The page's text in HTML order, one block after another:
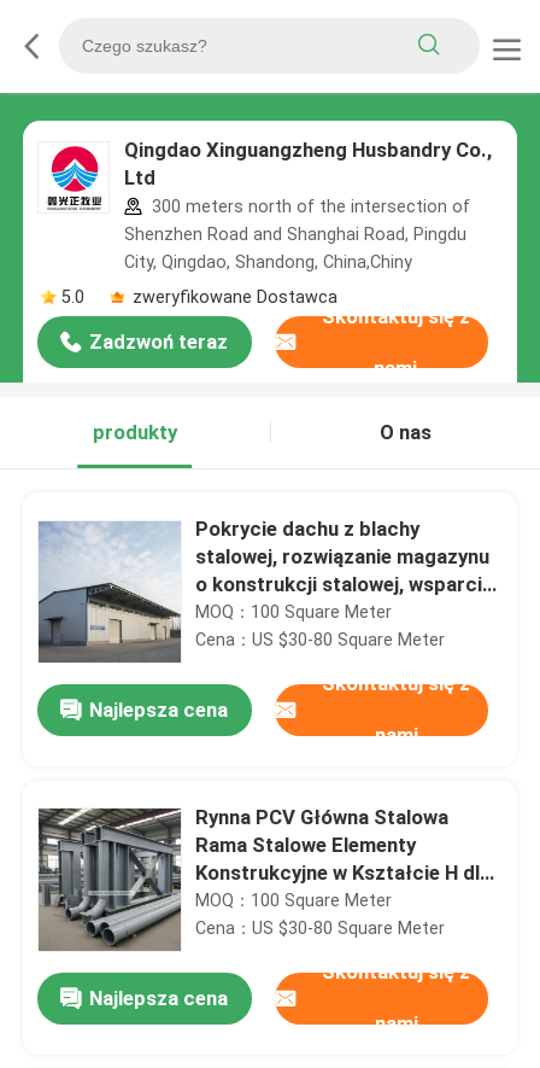
Qingdao Xinguangzheng Husbandry Co.,
Ltd
300 meters north of the intersection of
Shenzhen Road and Shanghai Road, Pingdu
City, Qingdao, Shandong, China,Chiny
5.0
zweryfikowane Dostawca
Zadzwoń teraz
Skontaktuj się z
nami
produkty O nas
Pokrycie dachu z blachy
stalowej, rozwiązanie magazynu
o konstrukcji stalowej, wsparcie
obciążenia śniegiem od 30 do
200 kg na m², idealne do
MOQ：100 Square Meter
Cena：US $30-80 Square Meter
Najlepsza cena
Skontaktuj się z
nami
Rynna PCV Główna Stalowa
Rama Stalowe Elementy
Konstrukcyjne w Kształcie H dla
Projektów Budownictwa
Przemysłowego Trwałe
MOQ：100 Square Meter
Cena：US $30-80 Square Meter
Najlepsza cena
Skontaktuj się z
nami